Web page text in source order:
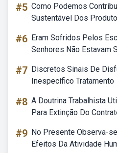
#5 Como Podemos
Sustentável Dos
#6 Eram Sofridos Pelos
Senhores Não Estavam
#7 Discretos Sinais De
Inespecífico Tratamento
#8 A Doutrina Trabalhista
Para Extinção Do
#9 No Presente Observa-
Efeitos Da Atividade